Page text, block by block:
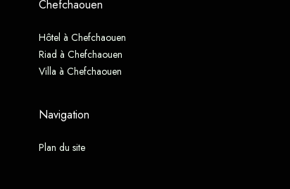
Chefchaouen
Hôtel à Chefchaouen
Riad à Chefchaouen
Villa à Chefchaouen
Navigation
Plan du site